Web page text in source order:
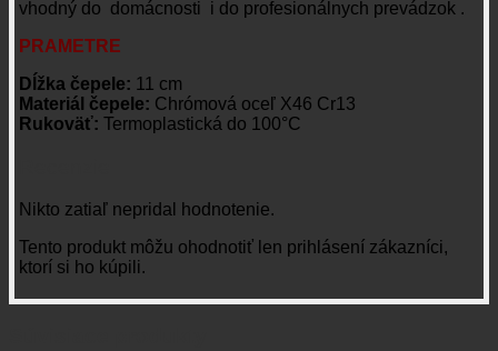
vhodný do domácnosti i do profesionálnych prevádzok .
PRAMETRE
Dĺžka čepele: 11 cm
Materiál čepele: Chrómová oceľ X46 Cr13
Rukoväť: Termoplastická do 100°C
Nikto zatiaľ nepridal hodnotenie.
Tento produkt môžu ohodnotiť len prihlásení zákazníci,
ktorí si ho kúpili.